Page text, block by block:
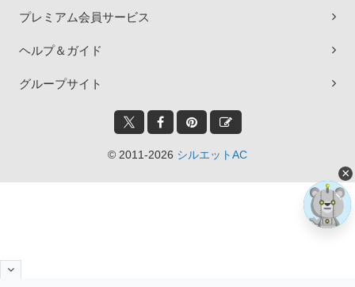
プレミアム会員サービス
ヘルプ＆ガイド
グループサイト
© 2011-2026 シルエットAC
×